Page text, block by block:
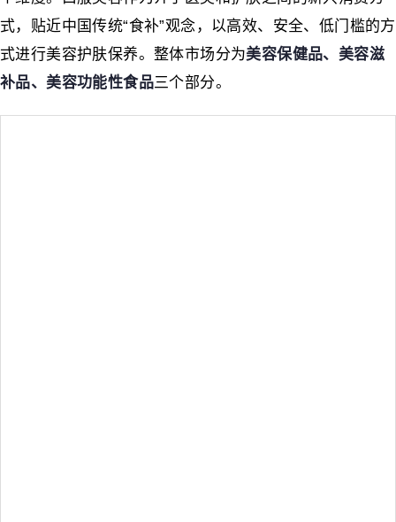
式，贴近中国传统“食补”观念，以高效、安全、低门槛的方
式进行美容护肤保养。整体市场分为美容保健品、美容滋
补品、美容功能性食品三个部分。